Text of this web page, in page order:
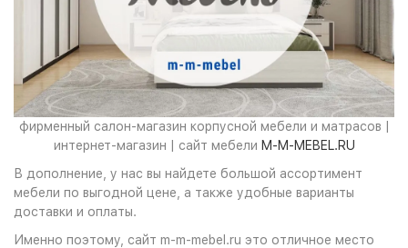
фирменный салон-магазин корпусной мебели и матрасов |
интернет-магазин | сайт мебели M-M-MEBEL.RU
В дополнение, у нас вы найдете большой ассортимент
мебели по выгодной цене, а также удобные варианты
доставки и оплаты.
Именно поэтому, сайт m-m-mebel.ru это отличное место